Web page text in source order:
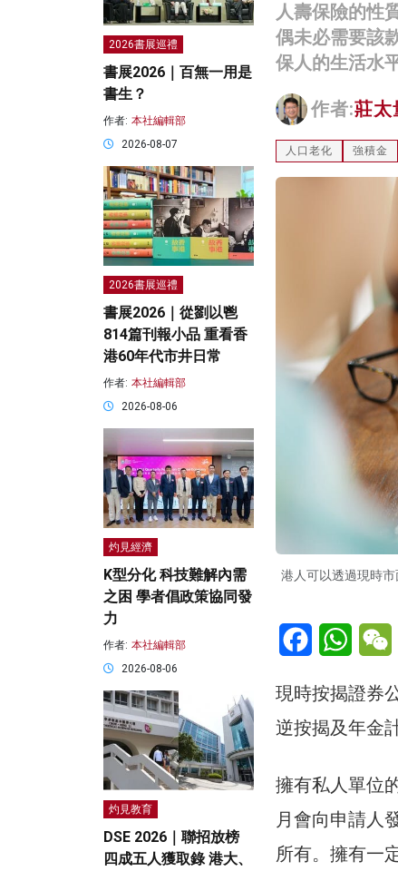
人壽保險的性
偶未必需要該
保人的生活水
作者:莊太
人口老化 強積金
港人可以透過現時
Facebook
現時按揭證券
逆按揭及年金
擁有私人單位
月會向申請人
所有。擁有一
2026書展巡禮
書展2026｜百無一用是
書生？
作者: 本社編輯部
2026-08-07
2026書展巡禮
書展2026｜從劉以鬯
814篇刊報小品 重看香
港60年代市井日常
作者: 本社編輯部
2026-08-06
灼見經濟
K型分化 科技難解內需
之困 學者倡政策協同發
力
作者: 本社編輯部
2026-08-06
灼見教育
DSE 2026｜聯招放榜
四成五人獲取錄 港大、